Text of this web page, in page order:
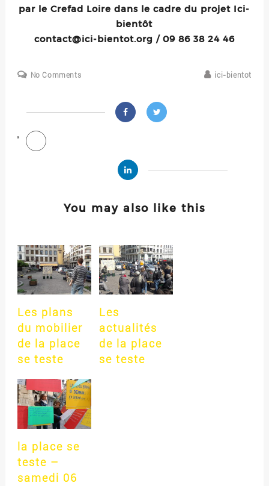
par le Crefad Loire dans le cadre du projet Ici-
bientôt
contact@ici-bientot.org / 09 86 38 24 46
No Comments ici-bientot
You may also like this
Les plans
du mobilier
de la place
se teste
Les
actualités
de la place
se teste
la place se
teste –
samedi 06